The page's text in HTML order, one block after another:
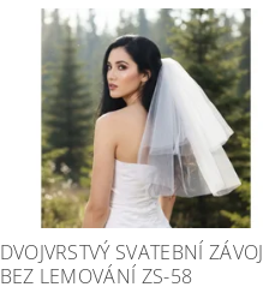
DVOJVRSTVÝ SVATEBNÍ ZÁVOJ
BEZ LEMOVÁNÍ ZS-58